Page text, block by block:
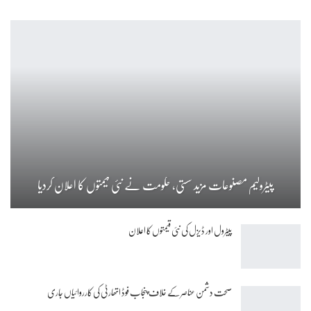
پیٹرولیم مصنوعات مزید سستی، حکومت نے نئی قیمتوں کا اعلان کردیا
پیٹرول اور ڈیزل کی نئی قیمتوں کا اعلان
صحت دشمن عناصر کے خلاف پنجاب فوڈ اتھارٹی کی کارروائیاں جاری